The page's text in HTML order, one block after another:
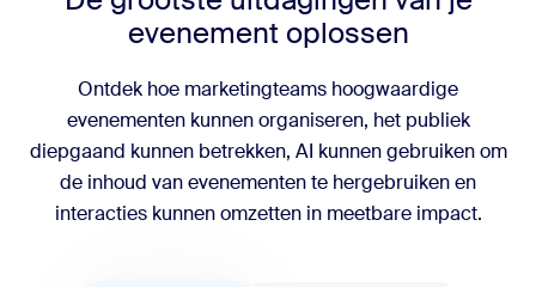
evenement oplossen
Ontdek hoe marketingteams hoogwaardige
evenementen kunnen organiseren, het publiek
diepgaand kunnen betrekken, AI kunnen gebruiken om
de inhoud van evenementen te hergebruiken en
interacties kunnen omzetten in meetbare impact.